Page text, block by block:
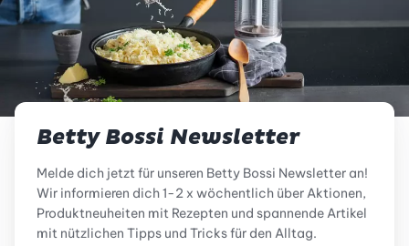
Betty Bossi Newsletter
Melde dich jetzt für unseren Betty Bossi Newsletter an!
Wir informieren dich 1-2 x wöchentlich über Aktionen,
Produktneuheiten mit Rezepten und spannende Artikel
mit nützlichen Tipps und Tricks für den Alltag.